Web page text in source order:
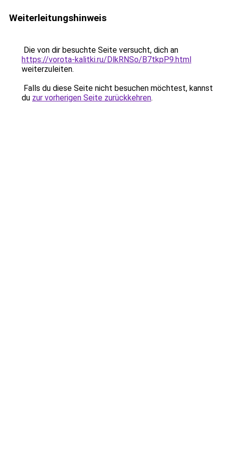
Weiterleitungshinweis
Die von dir besuchte Seite versucht, dich an
https://vorota-kalitki.ru/DlkRNSo/B7tkpP9.html
weiterzuleiten.
Falls du diese Seite nicht besuchen möchtest, kannst
du zur vorherigen Seite zurückkehren.